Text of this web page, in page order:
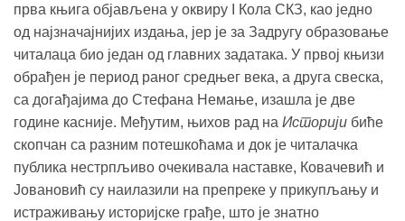
прва књига објављена у оквиру I Кола СКЗ, као једно
од најзначајнијих издања, јер је за Задругу образовање
читалаца био један од главних задатака. У првој књизи
обрађен је период раног средњег века, а друга свеска,
са догађајима до Стефана Немање, изашла је две
године касније. Међутим, њихов рад на Историји биће
скопчан са разним потешкоћама и док је читалачка
публика нестрпљиво очекивала наставке, Ковачевић и
Јовановић су наилазили на препреке у прикупљању и
истраживању историјске грађе, што је знатно